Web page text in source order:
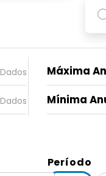
Máxima
Mínima
Período